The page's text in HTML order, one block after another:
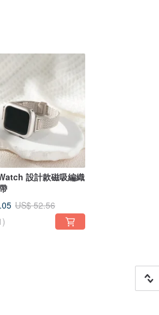
設計款磁吸編織
帶
US$ 52.56